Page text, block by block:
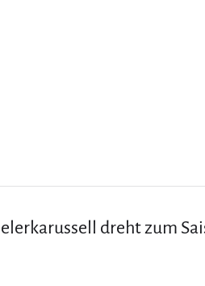
dreht zum